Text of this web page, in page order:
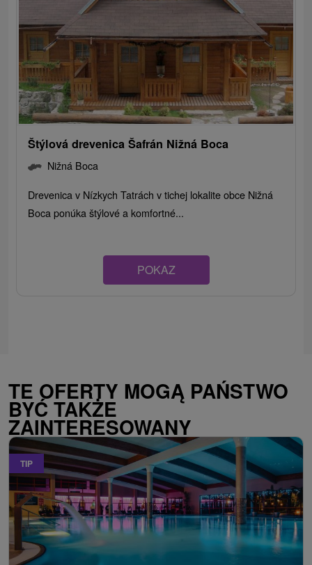
Štýlová drevenica Šafrán Nižná Boca
Nižná Boca
Drevenica v Nízkych Tatrách v tichej lokalite obce Nižná
Boca ponúka štýlové a komfortné...
POKAZ
TE OFERTY MOGĄ PAŃSTWO
BYĆ TAKŻE
ZAINTERESOWANY
TIP